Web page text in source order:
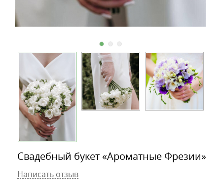
Свадебный букет «Ароматные Фрезии»
Написать отзыв